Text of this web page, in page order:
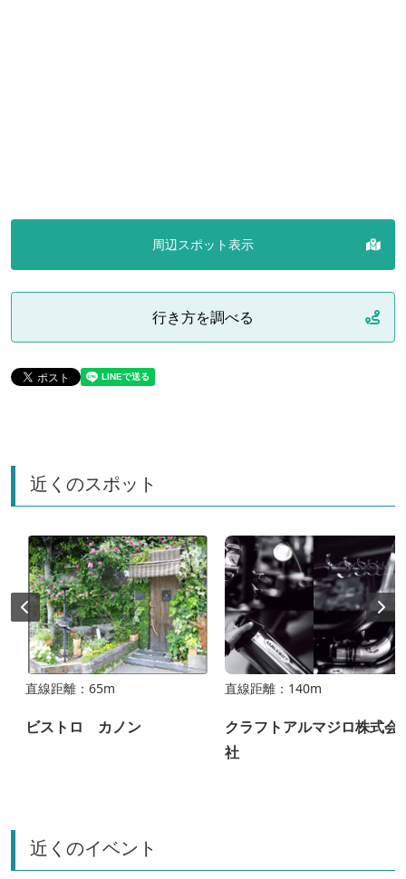
周辺スポット表示
行き方を調べる
近くのスポット
直線距離：65m
ビストロ カノン
直線距離：140m
クラフトアルマジロ株式会
社
近くのイベント